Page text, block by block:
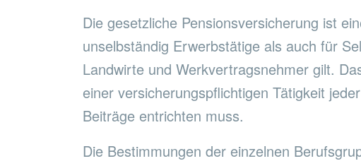
Die gesetzliche Pensionsversicherung ist
unselbständig Erwerbstätige als auch für
Landwirte und Werkvertragsnehmer gilt.
einer versicherungspflichtigen Tätigkeit
Beiträge entrichten muss.
Die Bestimmungen der einzelnen